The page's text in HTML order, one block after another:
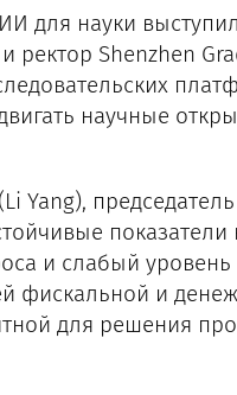
для науки
ректор Shenzhen
научные
Yang),
показатели
и слабый уровень
фискальной и
для решения